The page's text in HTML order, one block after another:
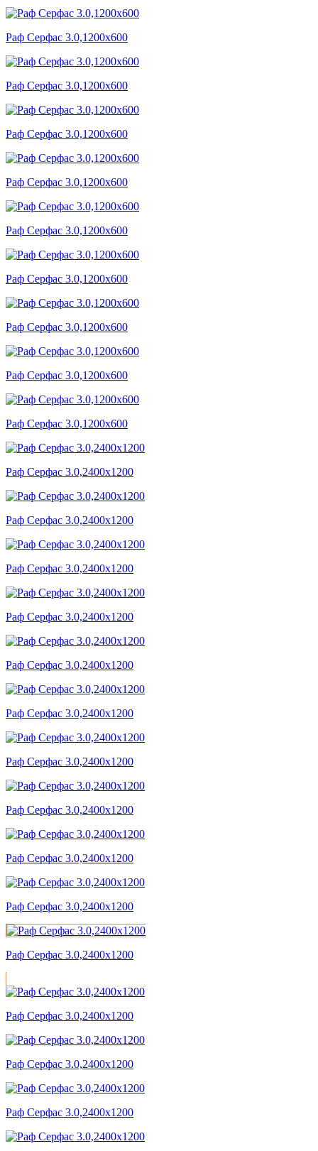
Раф Серфас 3.0,1200x600
Раф Серфас 3.0,1200x600
Раф Серфас 3.0,1200x600
Раф Серфас 3.0,1200x600
Раф Серфас 3.0,1200x600
Раф Серфас 3.0,1200x600
Раф Серфас 3.0,1200x600
Раф Серфас 3.0,1200x600
Раф Серфас 3.0,1200x600
Раф Серфас 3.0,2400x1200
Раф Серфас 3.0,2400x1200
Раф Серфас 3.0,2400x1200
Раф Серфас 3.0,2400x1200
Раф Серфас 3.0,2400x1200
Раф Серфас 3.0,2400x1200
Раф Серфас 3.0,2400x1200
Раф Серфас 3.0,2400x1200
Раф Серфас 3.0,2400x1200
Раф Серфас 3.0,2400x1200
Раф Серфас 3.0,2400x1200
Раф Серфас 3.0,2400x1200
Раф Серфас 3.0,2400x1200
Раф Серфас 3.0,2400x1200